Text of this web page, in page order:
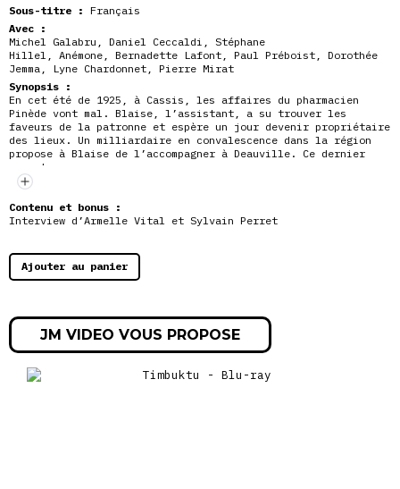
Sous-titre : Français
Avec :
Michel Galabru , Daniel Ceccaldi , Stéphane
Hillel , Anémone , Bernadette Lafont , Paul Préboist , Dorothée
Jemma , Lyne Chardonnet , Pierre Mirat
Synopsis :
En cet été de 1925, à Cassis, les affaires du pharmacien
Pinède vont mal. Blaise, l’assistant, a su trouver les
faveurs de la patronne et espère un jour devenir propriétaire
des lieux. Un milliardaire en convalescence dans la région
propose à Blaise de l’accompagner à Deauville. Ce dernier
accepte…
Contenu et bonus :
Interview d’Armelle Vital et Sylvain Perret
Ajouter au panier
JM VIDEO VOUS PROPOSE